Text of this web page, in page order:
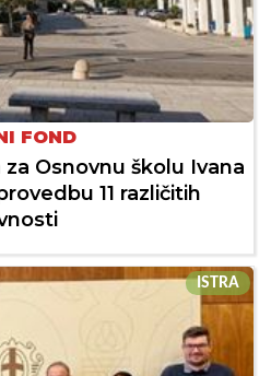
FOND
Osnovnu školu Ivana
11 različitih
ISTRA